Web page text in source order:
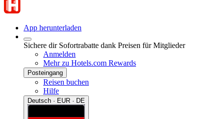
App herunterladen
Sichere dir Sofortrabatte dank Preisen für Mitglieder
Anmelden
Mehr zu Hotels.com Rewards
Posteingang
Reisen buchen
Hilfe
Deutsch · EUR · DE